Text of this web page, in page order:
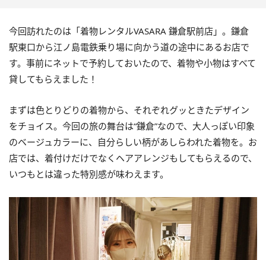
今回訪れたのは「着物レンタルVASARA 鎌倉駅前店」。鎌倉
駅東口から江ノ島電鉄乗り場に向かう道の途中にあるお店で
す。事前にネットで予約しておいたので、着物や小物はすべて
貸してもらえました！
まずは色とりどりの着物から、それぞれグッときたデザイン
をチョイス。今回の旅の舞台は“鎌倉”なので、大人っぽい印象
のベージュカラーに、自分らしい柄があしらわれた着物を。お
店では、着付けだけでなくヘアアレンジもしてもらえるので、
いつもとは違った特別感が味わえます。